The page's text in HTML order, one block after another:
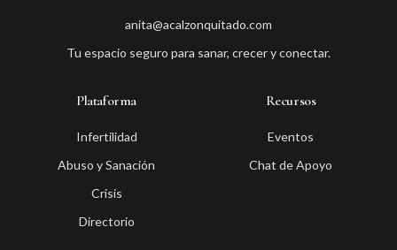
anita@acalzonquitado.com
Tu espacio seguro para sanar, crecer y conectar.
Plataforma
Infertilidad
Abuso y Sanación
Crisis
Directorio
Recursos
Eventos
Chat de Apoyo